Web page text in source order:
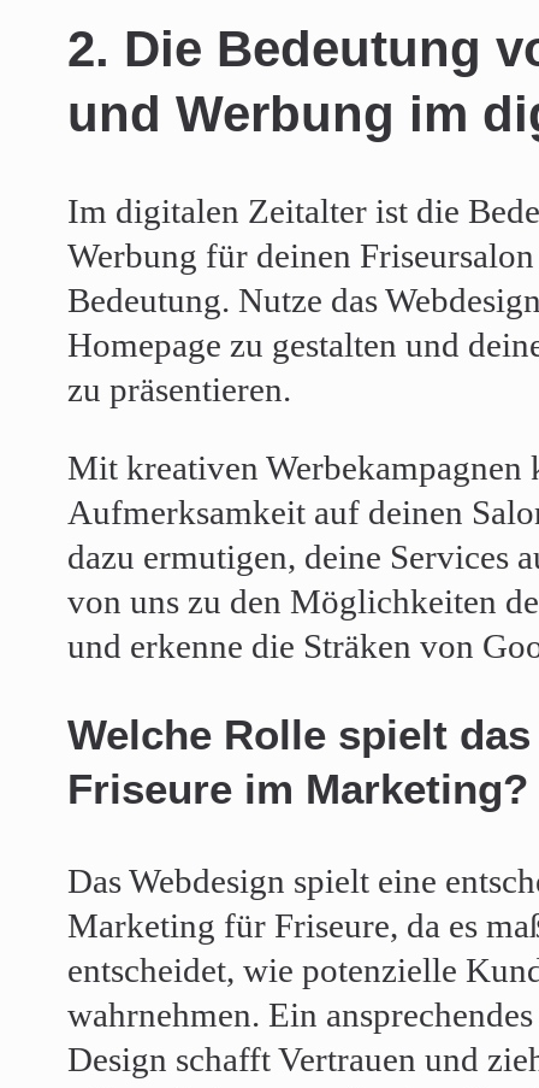
2. Die Bedeutung
und Werbung im
Im digitalen Zeitalter ist die
Werbung für deinen
Bedeutung. Nutze das
Homepage zu gestalten und
zu präsentieren.
Mit kreativen Werbekampagnen
Aufmerksamkeit auf deinen
dazu ermutigen, deine Services
von uns zu den Möglichkeiten
und erkenne die Sträken von
Welche Rolle spielt
Friseure im Marketing?
Das Webdesign spielt eine
Marketing für Friseure, da es
entscheidet, wie potenzielle
wahrnehmen. Ein
Design schafft Vertrauen und